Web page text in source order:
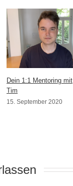
Dein 1:1 Mentoring mit
Tim
15. September 2020